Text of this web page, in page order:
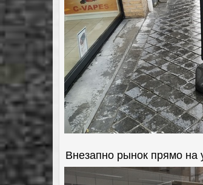
Внезапно рынок прямо на